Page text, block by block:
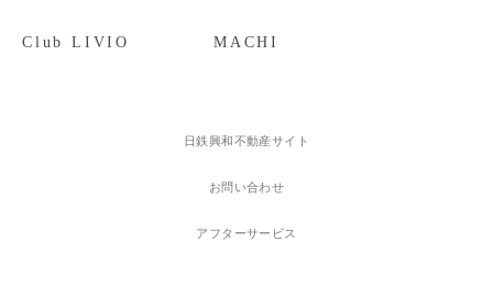
Club LIVIO MACHI
日鉄興和不動産サイト
お問い合わせ
アフターサービス